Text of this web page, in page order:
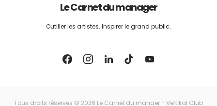
Le Carnet du manager
Outiller les artistes. Inspirer le grand public.
Tous droits réservés © 2026 Le Carnet du manaer - Vertikal Club